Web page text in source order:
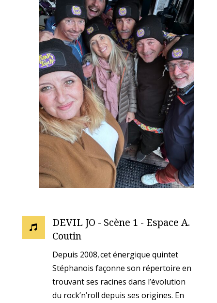

DEVIL JO - Scène 1 - Espace A.
Coutin
Depuis 2008, cet énergique quintet
Stéphanois façonne son répertoire en
trouvant ses racines dans l’évolution
du rock’n’roll depuis ses origines. En